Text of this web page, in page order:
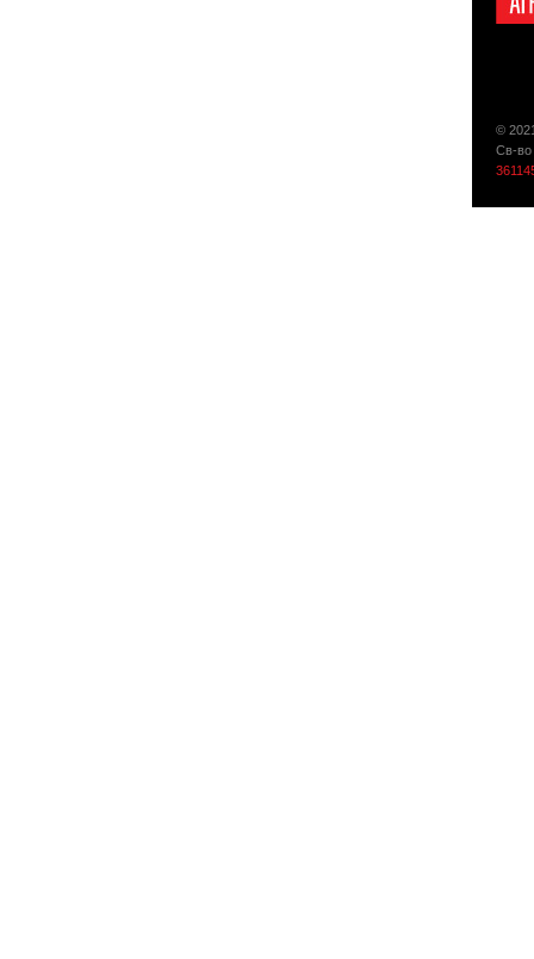
©
Св-во